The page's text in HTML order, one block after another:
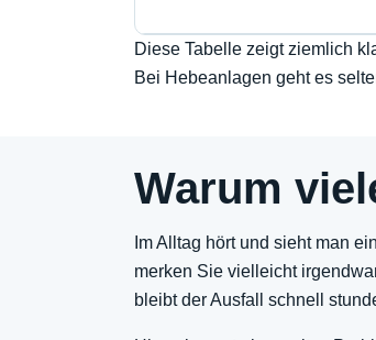
Diese Tabelle zeigt ziemlich
Bei Hebeanlagen geht es
Warum
Im Alltag hört und sieht man
merken Sie vielleicht
bleibt der Ausfall schnell